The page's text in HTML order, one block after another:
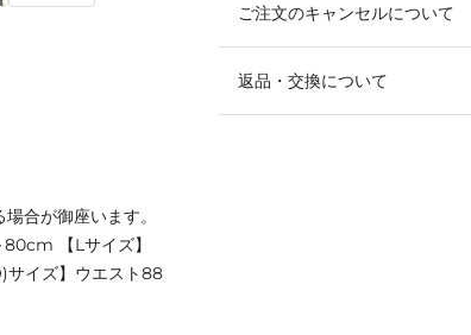
ご注文のキャンセルについて
返品・交換について
合が御座います。
【Lサイズ】
イズ】ウエスト88